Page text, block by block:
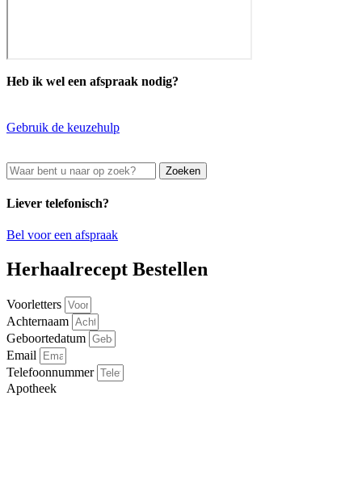
Heb ik wel een afspraak nodig?
Gebruik de keuzehulp
Zoeken
Liever telefonisch?
Bel voor een afspraak
Herhaalrecept Bestellen
Voorletters
Achternaam
Geboortedatum
Email
Telefoonnummer
Apotheek